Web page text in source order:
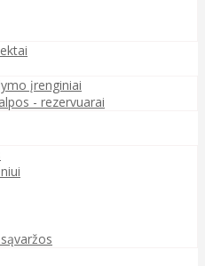
įrenginiai
- rezervuarai